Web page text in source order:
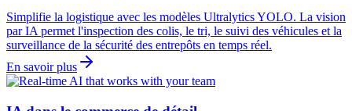
Simplifie la logistique avec les modèles Ultralytics YOLO. La vision
par IA permet l'inspection des colis, le tri, le suivi des véhicules et la
surveillance de la sécurité des entrepôts en temps réel.
En savoir plus